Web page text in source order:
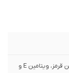
حاوی 100 میلی گرم کوکیوتن قرمز، ویتامین E و